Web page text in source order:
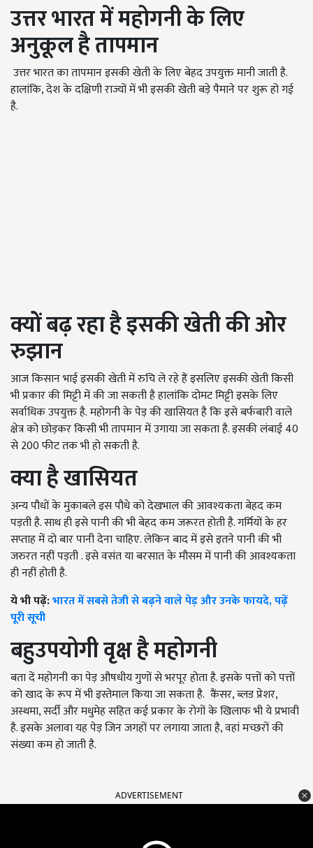
उत्तर भारत में महोगनी के लिए
अनुकूल है तापमान
उत्तर भारत का तापमान इसकी खेती के लिए बेहद उपयुक्त मानी जाती है.
हालांकि, देश के दक्षिणी राज्यों में भी इसकी खेती बड़े पैमाने पर शुरू हो गई
है.
क्यों बढ़ रहा है इसकी खेती की ओर
रुझान
आज किसान भाई इसकी खेती में रुचि ले रहे हैं इसलिए इसकी खेती किसी
भी प्रकार की मिट्टी में की जा सकती है हालांकि दोमट मिट्टी इसके लिए
सर्वाधिक उपयुक्त है. महोगनी के पेड़ की खासियत है कि इसे बर्फबारी वाले
क्षेत्र को छोड़कर किसी भी तापमान में उगाया जा सकता है. इसकी लंबाई 40
से 200 फीट तक भी हो सकती है.
क्या है खासियत
अन्य पौधों के मुकाबले इस पौधे को देखभाल की आवश्यकता बेहद कम
पड़ती है. साथ ही इसे पानी की भी बेहद कम जरूरत होती है. गर्मियों के हर
सप्ताह में दो बार पानी देना चाहिए. लेकिन बाद में इसे इतने पानी की भी
जरुरत नहीं पड़ती . इसे वसंत या बरसात के मौसम में पानी की आवश्यकता
ही नहीं होती है.
ये भी पढ़ें:भारत में सबसे तेजी से बढ़ने वाले पेड़ और उनके फायदे, पढ़ें
पूरी सूची
बहुउपयोगी वृक्ष है महोगनी
बता दें महोगनी का पेड़ औषधीय गुणों से भरपूर होता है. इसके पत्तों को पत्तों
को खाद के रूप में भी इस्तेमाल किया जा सकता है. कैंसर, ब्लड प्रेशर,
अस्थमा, सर्दी और मधुमेह सहित कई प्रकार के रोगों के खिलाफ भी ये प्रभावी
है. इसके अलावा यह पेड़ जिन जगहों पर लगाया जाता है, वहां मच्छरों की
संख्या कम हो जाती है.
ADVERTISEMENT